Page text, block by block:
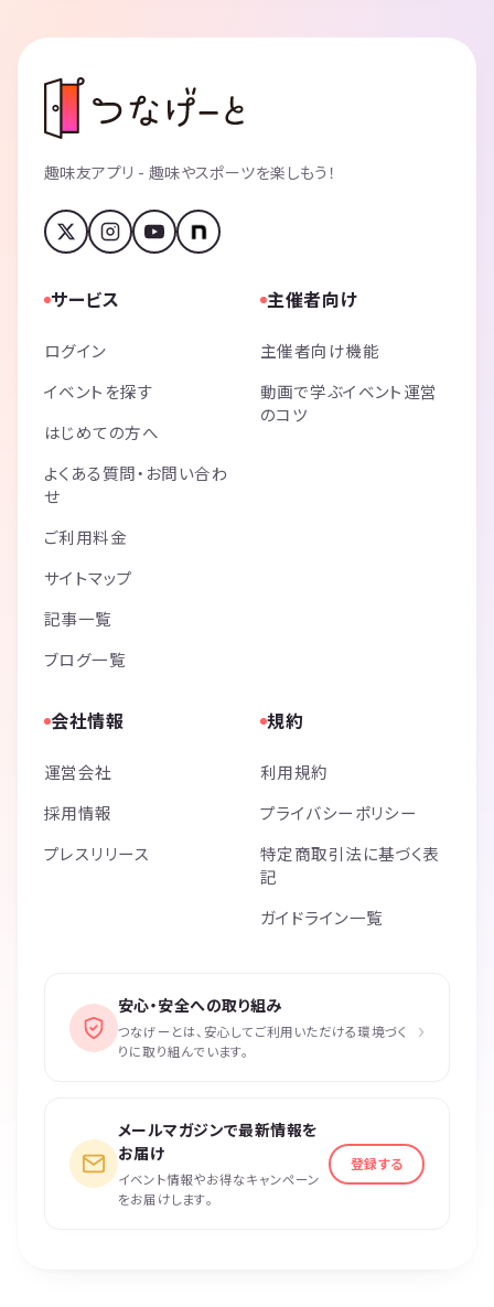
趣味友アプリ - 趣味やスポーツを楽しもう！
サービス
ログイン
イベントを探す
はじめての方へ
よくある質問・お問い合わ
せ
ご利用料金
サイトマップ
記事一覧
ブログ一覧
主催者向け
主催者向け機能
動画で学ぶイベント運営
のコツ
会社情報
運営会社
採用情報
プレスリリース
規約
利用規約
プライバシーポリシー
特定商取引法に基づく表
記
ガイドライン一覧
安心・安全への取り組み
つなげーとは、安心してご利用いただける環境づく
りに取り組んでいます。
›
メールマガジンで最新情報を
お届け
イベント情報やお得なキャンペーン
をお届けします。
登録する